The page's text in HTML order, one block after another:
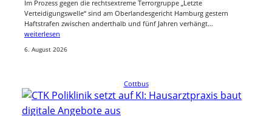
Im Prozess gegen die rechtsextreme Terrorgruppe „Letzte
Verteidigungswelle“ sind am Oberlandesgericht Hamburg gestern
Haftstrafen zwischen anderthalb und fünf Jahren verhängt…
weiterlesen
6. August 2026
Cottbus